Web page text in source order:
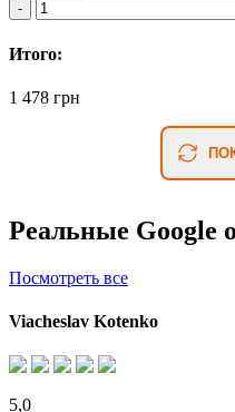
Итого:
1 478 грн
Реальные Google
Посмотреть все
Viacheslav Kotenko
5,0